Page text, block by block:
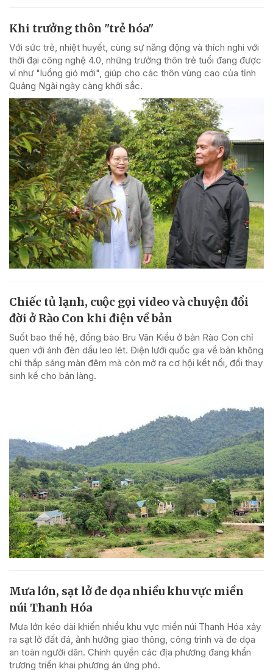
Khi trưởng thôn "trẻ hóa"
Với sức trẻ, nhiệt huyết, cùng sự năng động và thích nghi với
thời đại công nghệ 4.0, những trưởng thôn trẻ tuổi đang được
ví như "luồng gió mới", giúp cho các thôn vùng cao của tỉnh
Quảng Ngãi ngày càng khởi sắc.
Chiếc tủ lạnh, cuộc gọi video và chuyện đổi
đời ở Rào Con khi điện về bản
Suốt bao thế hệ, đồng bào Bru Vân Kiều ở bản Rào Con chỉ
quen với ánh đèn dầu leo lét. Điện lưới quốc gia về bản không
chỉ thắp sáng màn đêm mà còn mở ra cơ hội kết nối, đổi thay
sinh kế cho bản làng.
Mưa lớn, sạt lở đe dọa nhiều khu vực miền
núi Thanh Hóa
Mưa lớn kéo dài khiến nhiều khu vực miền núi Thanh Hóa xảy
ra sạt lở đất đá, ảnh hưởng giao thông, công trình và đe dọa
an toàn người dân. Chính quyền các địa phương đang khẩn
trương triển khai phương án ứng phó.